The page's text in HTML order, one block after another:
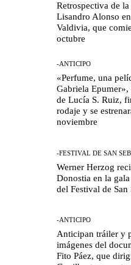
Retrospectiva de
Lisandro Alonso
Valdivia, que
octubre
-ANTICIPO
«Perfume, una
Gabriela
de Lucía S. Ruiz,
rodaje y se
noviembre
-FESTIVAL DE SAN
Werner Herzog
Donostia en la
del Festival de San
-ANTICIPO
Anticipan tráiler y
imágenes del
Fito Páez, que